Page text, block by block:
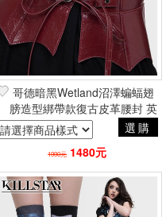
哥德暗黑Wetland沼澤蝙蝠翅
膀造型綁帶款復古皮革腰封 英
國原裝進口Killstar正版授權
選購
1990元 1480元